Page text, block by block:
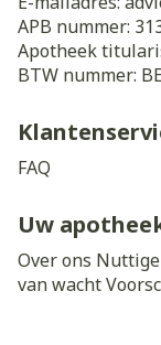
APB nummer:
Apotheek
BTW nummer:
FAQ
Uw
Over ons
van wacht